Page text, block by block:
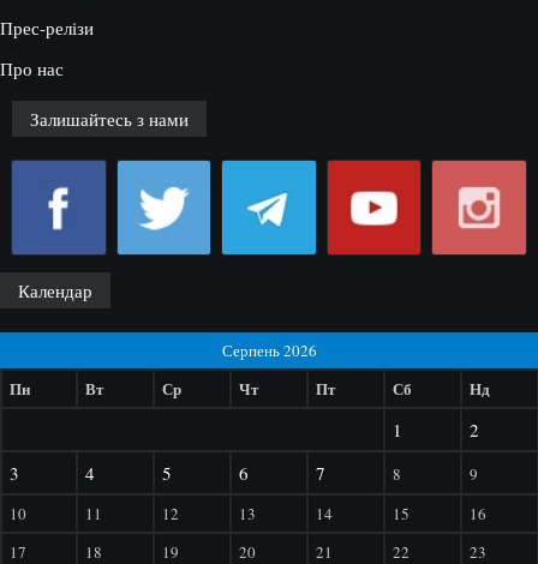
Прес-релізи
Про нас
Залишайтесь з нами
Календар
Серпень 2026
Пн Вт Ср Чт Пт Сб Нд
1
2
3
4 5 6 7 8
9
10
11 12 13 14 15
16
17
18 19 20 21 22 23